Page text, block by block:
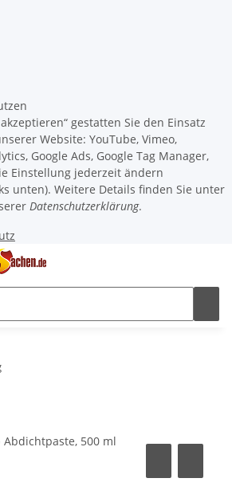
gestatten Sie den Einsatz
Website: YouTube, Vimeo,
Google Ads, Google Tag Manager,
Einstellung jederzeit ändern
unten). Weitere Details finden Sie unter
Datenschutzerklärung.